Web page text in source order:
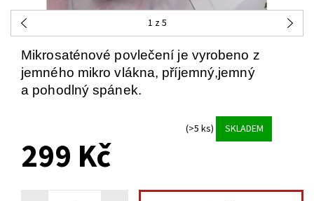
1 z 5
Mikrosaténové povlečení je vyrobeno z
jemného mikro vlákna, příjemný,jemný
a pohodlný spánek.
(>5 ks) SKLADEM
299 Kč